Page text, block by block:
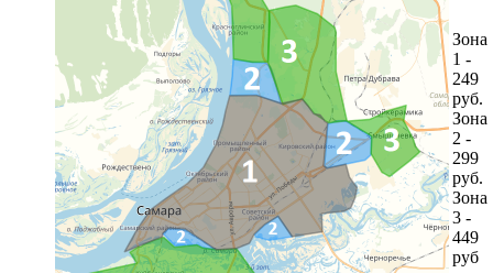
Зона
1 -
249
руб.
Зона
2 -
299
руб.
Зона
3 -
449
руб